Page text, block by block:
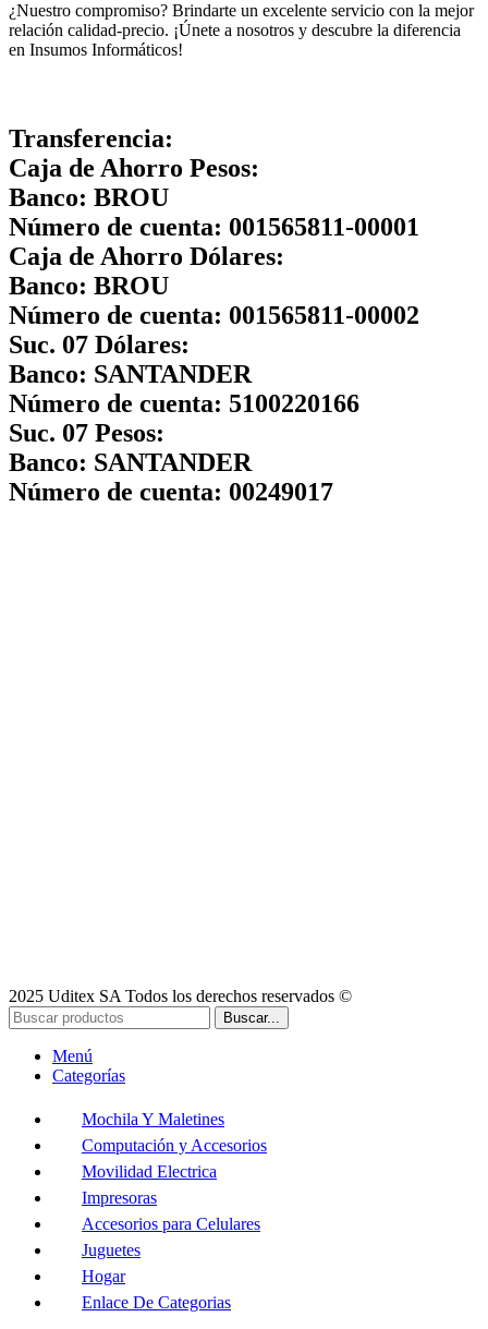
¿Nuestro compromiso? Brindarte un excelente servicio con la mejor
relación calidad-precio. ¡Únete a nosotros y descubre la diferencia
en Insumos Informáticos!
Transferencia:
Caja de Ahorro Pesos:
Banco: BROU
Número de cuenta: 001565811-00001
Caja de Ahorro Dólares:
Banco: BROU
Número de cuenta: 001565811-00002
Suc. 07 Dólares:
Banco: SANTANDER
Número de cuenta: 5100220166
Suc. 07 Pesos:
Banco: SANTANDER
Número de cuenta: 00249017
2025 Uditex SA Todos los derechos reservados ©
Buscar...
Menú
Categorías
Mochila Y Maletines
Computación y Accesorios
Movilidad Electrica
Impresoras
Accesorios para Celulares
Juguetes
Hogar
Enlace De Categorias